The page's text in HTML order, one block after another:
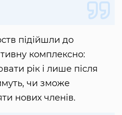
підійшли до
комплексно:
рік і лише після
чи зможе
нових членів.